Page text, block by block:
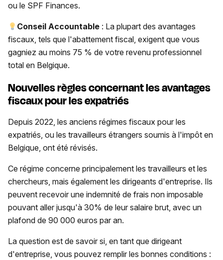
ou le SPF Finances.
Conseil Accountable : La plupart des avantages
fiscaux, tels que l'abattement fiscal, exigent que vous
gagniez au moins 75 % de votre revenu professionnel
total en Belgique.
Nouvelles règles concernant les avantages
fiscaux pour les expatriés
Depuis 2022, les anciens régimes fiscaux pour les
expatriés, ou les travailleurs étrangers soumis à l'impôt en
Belgique, ont été révisés.
Ce régime concerne principalement les travailleurs et les
chercheurs, mais également les dirigeants d'entreprise. Ils
peuvent recevoir une indemnité de frais non imposable
pouvant aller jusqu'à 30% de leur salaire brut, avec un
plafond de 90 000 euros par an.
La question est de savoir si, en tant que dirigeant
d'entreprise, vous pouvez remplir les bonnes conditions :